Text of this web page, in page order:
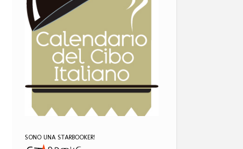
SONO UNA STARBOOKER!